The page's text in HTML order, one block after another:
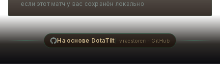
если этот матч у вас сохранён локально
На основе DotaTilt vraestoren · GitHub